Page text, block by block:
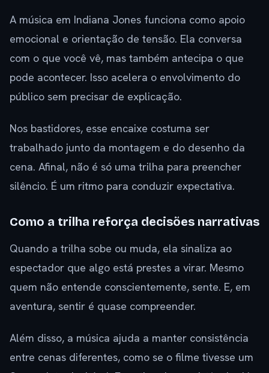
A música em Indiana Jones funciona como apoio
emocional e orientação de tensão. Ela conversa
com o que você vê, mas também antecipa o que
pode acontecer. Isso acelera o envolvimento do
público sem precisar de explicação.
Nos bastidores, esse encaixe costuma ser
trabalhado junto da montagem e do desenho da
cena. Afinal, não é só uma trilha para preencher
silêncio. É um ritmo para conduzir expectativa.
Como a trilha reforça decisões narrativas
Quando a trilha sobe ou muda, ela sinaliza ao
espectador que algo está prestes a virar. Mesmo
quem não entende conscientemente, sente. E, em
aventura, sentir é quase compreender.
Além disso, a música ajuda a manter consistência
entre cenas diferentes, como se o filme tivesse um